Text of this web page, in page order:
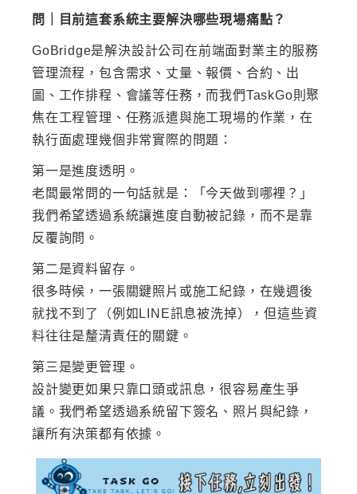
問｜目前這套系統主要解決哪些現場痛點？
GoBridge是解決設計公司在前端面對業主的服務
管理流程，包含需求、丈量、報價、合約、出
圖、工作排程、會議等任務，而我們TaskGo則聚
焦在工程管理、任務派遣與施工現場的作業，在
執行面處理幾個非常實際的問題：
第一是進度透明。
老闆最常問的一句話就是：「今天做到哪裡？」
我們希望透過系統讓進度自動被記錄，而不是靠
反覆詢問。
第二是資料留存。
很多時候，一張關鍵照片或施工紀錄，在幾週後
就找不到了（例如LINE訊息被洗掉），但這些資
料往往是釐清責任的關鍵。
第三是變更管理。
設計變更如果只靠口頭或訊息，很容易產生爭
議。我們希望透過系統留下簽名、照片與紀錄，
讓所有決策都有依據。